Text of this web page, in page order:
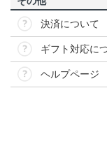
決済について
ギフト対応に
ヘルプページ